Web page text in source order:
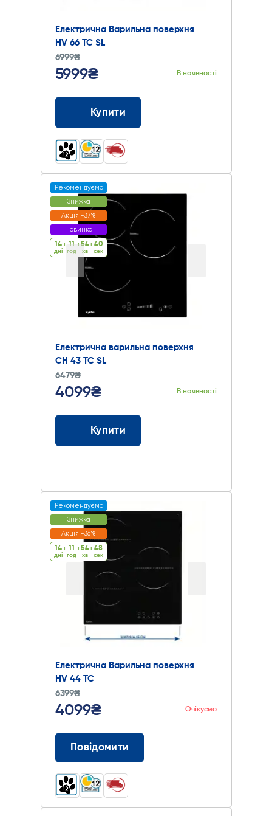
Електрична Варильна поверхня
HV 66 TC SL
6999₴
5999₴ В наявності
Купити
Рекомендуємо
Знижка
Акція -37%
Новинка
14
дні
: 11
год
: 54
хв
: 39
cек
Електрична варильна поверхня
СH 43 TC SL
6479₴
4099₴ В наявності
Купити
Рекомендуємо
Знижка
Акція -36%
14
дні
: 11
год
: 54
хв
: 47
cек
Електрична Варильна поверхня
HV 44 TC
6399₴
4099₴ Очікуємо
Повідомити